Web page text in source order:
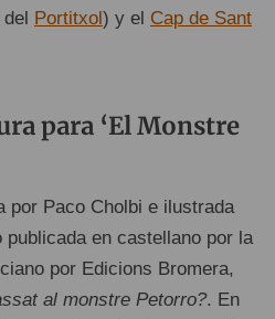
Portitxol) y el Cap de Sant
para ‘El Monstre
por Paco Cholbi e ilustrada
en castellano por la
por Edicions Bromera,
al monstre Petorro?. En